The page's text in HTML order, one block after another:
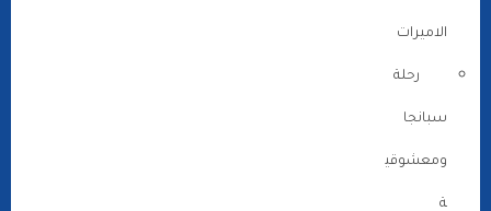
الاميرات
رحلة
سبانجا
ومعشوقي
ة